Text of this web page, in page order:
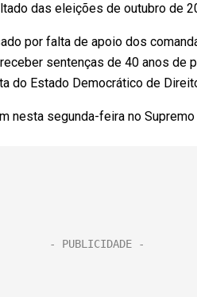
das eleições de outubro de
por falta de apoio dos
sentenças de 40 anos de
do Estado Democrático de
nesta segunda-feira no Supremo